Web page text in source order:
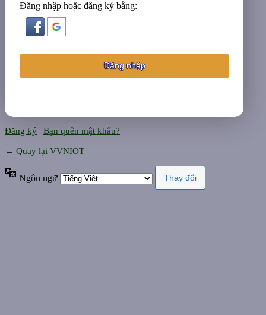
Đăng nhập hoặc đăng ký bằng:
Đăng ký | Bạn quên mật khẩu?
← Quay lại VVNIOT
Ngôn ngữ